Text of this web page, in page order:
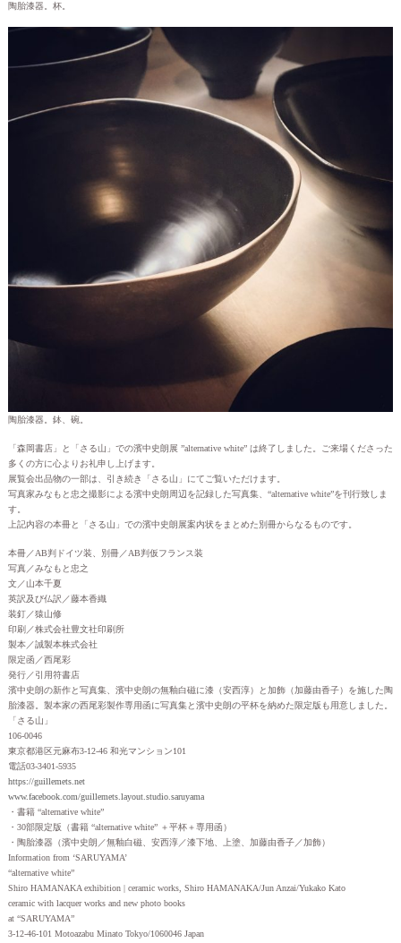
陶胎漆器。杯。
陶胎漆器。鉢、碗。
「森岡書店」と「さる山」での濱中史朗展 ”alternative white” は終了しました。ご来場くださった
多くの方に心よりお礼申し上げます。
展覧会出品物の一部は、引き続き「さる山」にてご覧いただけます。
写真家みなもと忠之撮影による濱中史朗周辺を記録した写真集、“alternative white”を刊行致しま
す。
上記内容の本冊と「さる山」での濱中史朗展案内状をまとめた別冊からなるものです。
本冊／AB判ドイツ装、別冊／AB判仮フランス装
写真／みなもと忠之
文／山本千夏
英訳及び仏訳／藤本香織
装釘／猿山修
印刷／株式会社豊文社印刷所
製本／誠製本株式会社
限定函／西尾彩
発行／引用符書店
濱中史朗の新作と写真集、濱中史朗の無釉白磁に漆（安西淳）と加飾（加藤由香子）を施した陶
胎漆器。製本家の西尾彩製作専用函に写真集と濱中史朗の平杯を納めた限定版も用意しました。
「さる山」
106-0046
東京都港区元麻布3-12-46 和光マンション101
電話03-3401-5935
https://guillemets.net
www.facebook.com/guillemets.layout.studio.saruyama
・書籍 “alternative white”
・30部限定版（書籍 “alternative white” ＋平杯＋専用函）
・陶胎漆器（濱中史朗／無釉白磁、安西淳／漆下地、上塗、加藤由香子／加飾）
Information from ‘SARUYAMA’
“alternative white”
Shiro HAMANAKA exhibition | ceramic works, Shiro HAMANAKA/Jun Anzai/Yukako Kato
ceramic with lacquer works and new photo books
at “SARUYAMA”
3-12-46-101 Motoazabu Minato Tokyo/1060046 Japan